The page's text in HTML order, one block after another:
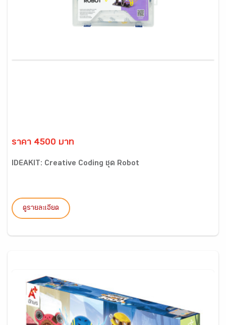
ราคา 4500 บาท
IDEAKIT: Creative Coding ชุด Robot
ดูรายละเอียด